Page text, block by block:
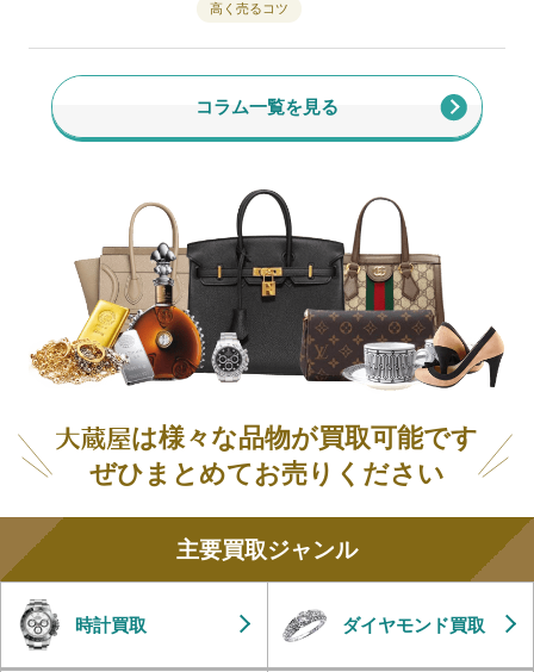
高く売るコツ
コラム一覧を見る
は様々な品物が買取可能です
ぜひまとめてお売りください
主要買取ジャンル
時計買取 ダイヤモンド買取